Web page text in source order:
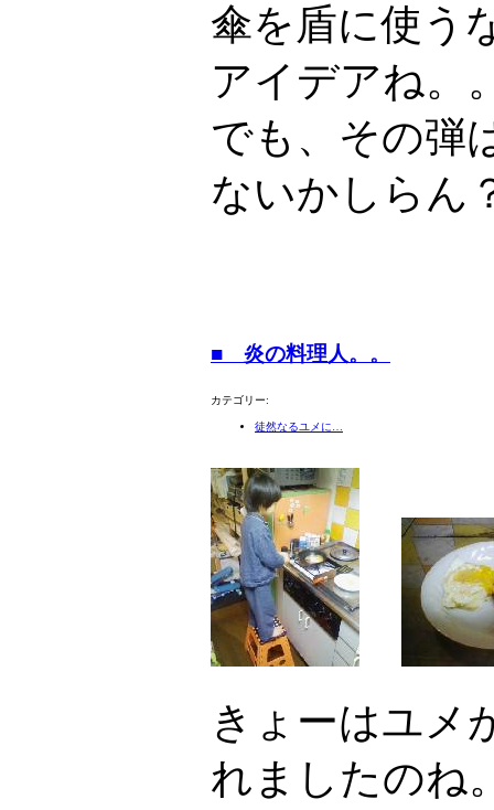
傘を盾に使う
アイデアね。
でも、その弾
ないかしらん
■ 炎の料理人。。
カテゴリー:
徒然なるユメに…
きょーはユメ
れましたのね